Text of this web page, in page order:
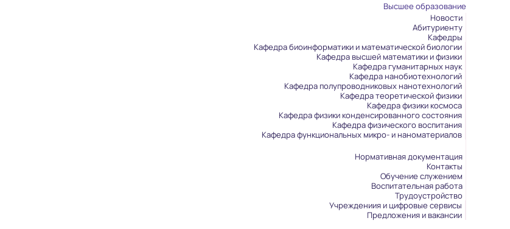
Высшее образование
Новости
Абитуриенту
Кафедры
Кафедра биоинформатики и математической биологии
Кафедра высшей математики и физики
Кафедра гуманитарных наук
Кафедра нанобиотехнологий
Кафедра полупроводниковых нанотехнологий
Кафедра теоретической физики
Кафедра физики космоса
Кафедра физики конденсированного состояния
Кафедра физического воспитания
Кафедра функциональных микро- и наноматериалов
Нормативная документация
Контакты
Обучение служением
Воспитательная работа
Трудоустройство
Учреждениия и цифровые сервисы
Предложения и вакансии